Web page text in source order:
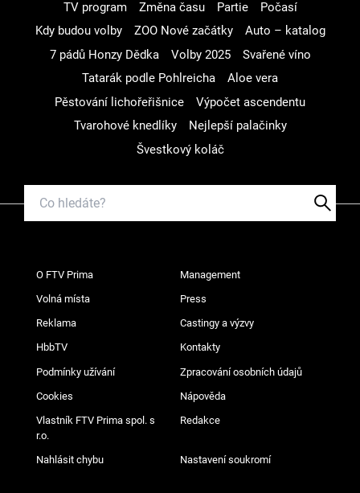
TV program
Změna času Partie
Počasí
Kdy budou volby
ZOO Nové začátky
Auto – katalog
7 pádů Honzy Dědka
Volby 2025
Svařené víno
Tatarák podle Pohlreicha
Aloe vera
Pěstování lichořeřišnice
Výpočet ascendentu
Tvarohové knedlíky
Nejlepší palačinky
Švestkový koláč
O FTV Prima Management
Volná místa Press
Reklama Castingy a výzvy
HbbTV Kontakty
Podmínky užívání Zpracování osobních údajů
Cookies Nápověda
Vlastník FTV Prima spol. s
r.o.
Redakce
Nahlásit chybu Nastavení soukromí